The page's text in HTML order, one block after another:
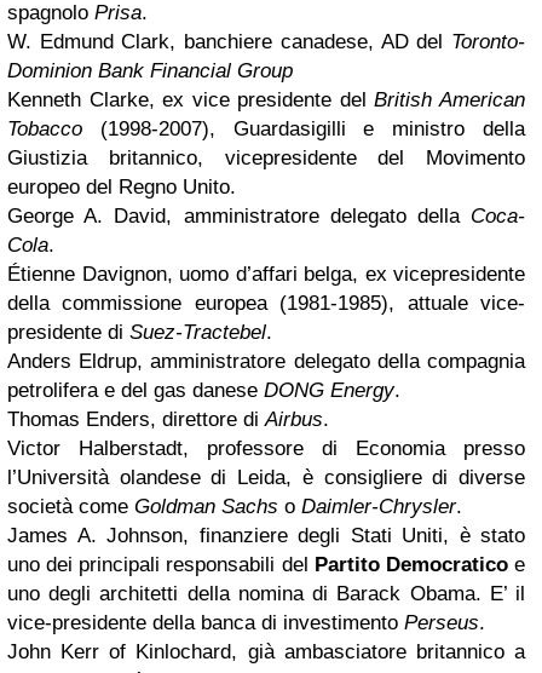
spagnolo Prisa.
W. Edmund Clark, banchiere canadese, AD del Toronto-
Dominion Bank Financial Group
Kenneth Clarke, ex vice presidente delBritish American
Tobacco (1998-2007), Guardasigilli e ministro della
Giustizia britannico, vicepresidente del Movimento
europeo del Regno Unito.
George A. David, amministratore delegato della Coca-
Cola.
Étienne Davignon, uomo d’affari belga, ex vicepresidente
della commissione europea (1981-1985), attuale vice-
presidente di Suez-Tractebel.
Anders Eldrup, amministratore delegato della compagnia
petrolifera e del gas danese DONG Energy.
Thomas Enders, direttore diAirbus.
Victor Halberstadt, professore di Economia presso
l’Università olandese di Leida, è consigliere di diverse
società come Goldman Sachs o Daimler-Chrysler.
James A. Johnson, finanziere degli Stati Uniti, è stato
uno dei principali responsabili del
Partito Democraticoe
uno degli architetti della nomina di Barack Obama. E’ il
vice-presidente della banca di investimento Perseus.
John Kerr of Kinlochard, già ambasciatore britannico a